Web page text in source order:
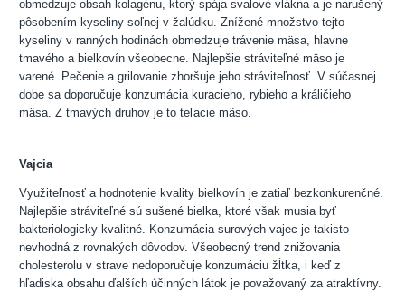
obmedzuje obsah kolagénu, ktorý spája svalové vlákna a je narušený
pôsobením kyseliny soľnej v žalúdku. Znížené množstvo tejto
kyseliny v ranných hodinách obmedzuje trávenie mäsa, hlavne
tmavého a bielkovín všeobecne. Najlepšie stráviteľné mäso je
varené. Pečenie a grilovanie zhoršuje jeho stráviteľnosť. V súčasnej
dobe sa doporučuje konzumácia kuracieho, rybieho a králičieho
mäsa. Z tmavých druhov je to teľacie mäso.
Vajcia
Využiteľnosť a hodnotenie kvality bielkovín je zatiaľ bezkonkurenčné.
Najlepšie stráviteľné sú sušené bielka, ktoré však musia byť
bakteriologicky kvalitné. Konzumácia surových vajec je takisto
nevhodná z rovnakých dôvodov. Všeobecný trend znižovania
cholesterolu v strave nedoporučuje konzumáciu žĺtka, i keď z
hľadiska obsahu ďalších účinných látok je považovaný za atraktívny.